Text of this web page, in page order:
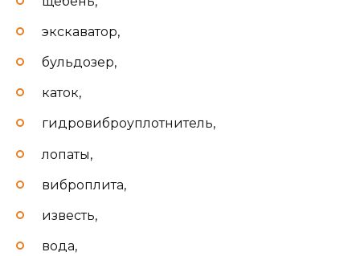
экскаватор,
бульдозер,
каток,
гидровиброуплотнитель,
лопаты,
виброплита,
известь,
вода,